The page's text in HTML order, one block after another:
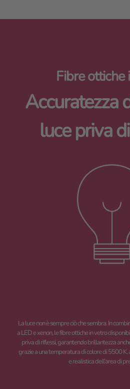
Fibre ottiche
Accuratezza
luce priva
La luce non è sempre ciò che sembra. In
a LED e xenon, le fibre ottiche in vetro
priva di riflessi, garantendo brillantezza
grazie a una temperatura di colore di 5500 K,
e realistica dell’area di